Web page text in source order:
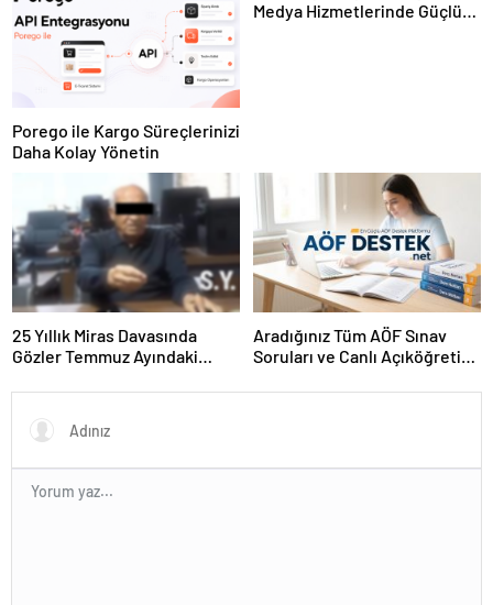
Porego ile Kargo Süreçlerinizi
Daha Kolay Yönetin
Medya Hizmetlerinde Güçlü
25 Yıllık Miras Davasında
Gözler Temmuz Ayındaki
Aradığınız Tüm AÖF Sınav
Soruları ve Canlı Açıköğretim